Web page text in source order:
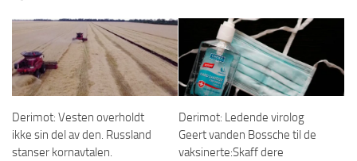
Derimot: Vesten overholdt
ikke sin del av den. Russland
stanser kornavtalen.
Derimot: Ledende virolog
Geert vanden Bossche til de
vaksinerte:Skaff dere